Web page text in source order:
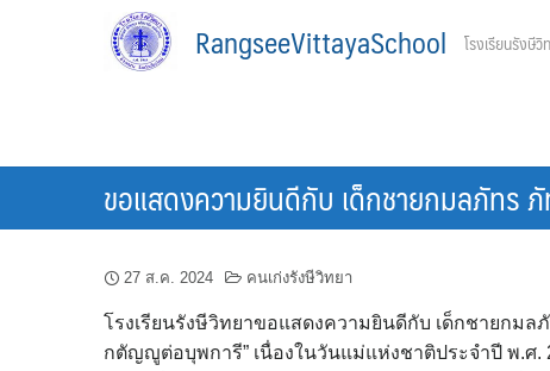
RangseeVittayaSchool โรงเรียนรังษี
ขอแสดงความยินดีกับ เด็กชายกมลภัทร
27 ส.ค. 2024 คนเก่งรังษีวิทยา
โรงเรียนรังษีวิทยาขอแสดงความยินดีกับ เด็กชายกมล
กตัญญูต่อบุพการี” เนื่องในวันแม่แห่งชาติประจำปี พ.